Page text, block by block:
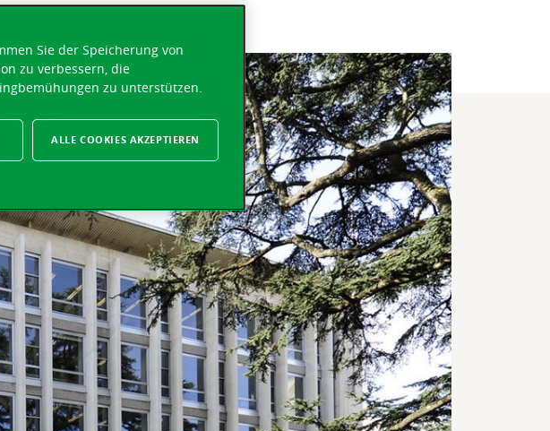
Sie der Speicherung von
zu verbessern, die
zu unterstützen.
ALLE COOKIES AKZEPTIEREN